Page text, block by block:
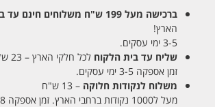
ברכישה מעל 199 ש"ח משלוחים חינם עד
הארץ!
3-5 ימי עסקים.
שליח עד בית הלקוח לכל חלקי הארץ – 23 ש"ח
זמן אספקה 3-5 ימי עסקים.
משלוח לנקודות חלוקה – 13 ש"ח
מעל ל1000 נקודות ברחבי הארץ. זמן אספקה 5-8 ימי עסקים.